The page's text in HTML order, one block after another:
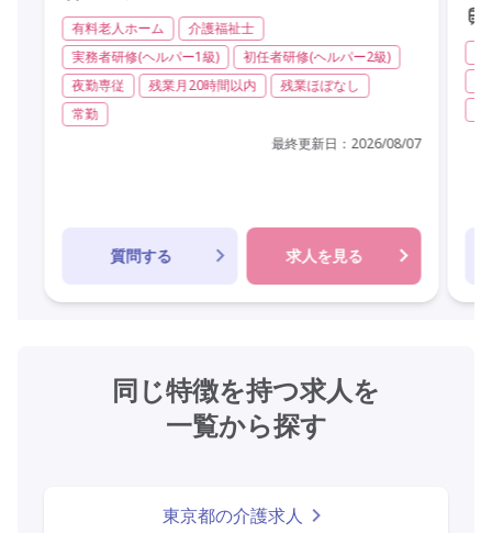
有料老人ホーム
介護福祉士
実務者研修(ヘルパー1級)
初任者研修(ヘルパー2級)
夜勤専従
残業月20時間以内
残業ほぼなし
常勤
最終更新日： 2026/08/07
質問する 求人を見る
同じ特徴を持つ求人を
一覧から探す
東京都の介護求人